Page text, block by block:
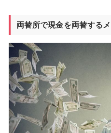
両替所で現金を両替する